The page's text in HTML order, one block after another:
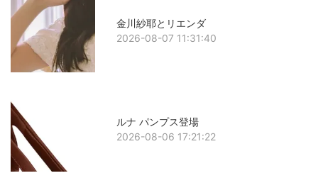
金川紗耶とリエンダ
2026-08-07 11:31:40
ルナ パンプス登場
2026-08-06 17:21:22